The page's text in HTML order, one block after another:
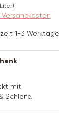
Liter)
Versandkosten
1-3 Werktage
mit
Schleife.